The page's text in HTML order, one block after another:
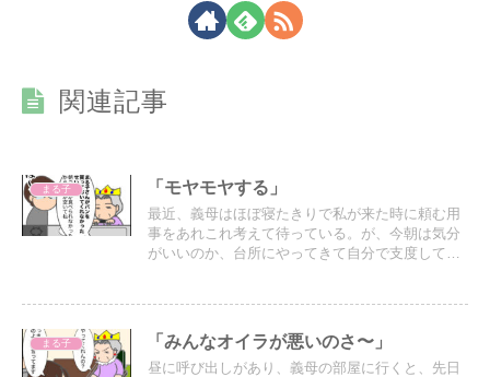
関連記事
まる子 「モヤモヤする」
最近、義母はほぼ寝たきりで私が来た時に頼む用
事をあれこれ考えて待っている。が、今朝は気分
がいいのか、台所にやってきて自分で支度してい
まる子 「みんなオイラが悪いのさ〜」
昼に呼び出しがあり、義母の部屋に行くと、先日